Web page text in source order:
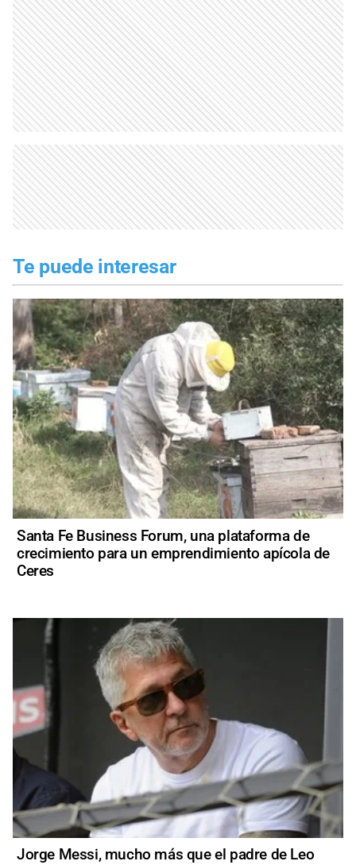
Te puede interesar
Santa Fe Business Forum, una plataforma de
crecimiento para un emprendimiento apícola de
Ceres
Jorge Messi, mucho más que el padre de Leo